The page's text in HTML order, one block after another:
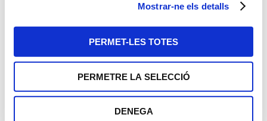
Mostrar-ne els detalls
PERMET-LES TOTES
PERMETRE LA SELECCIÓ
DENEGA